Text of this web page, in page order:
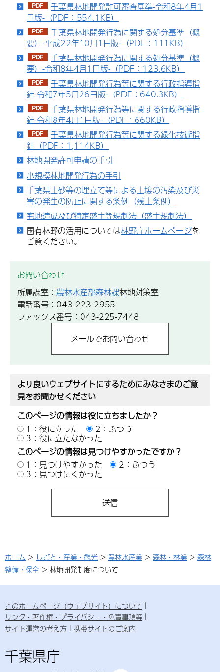
千葉県林地開発許可審査基準-令和8年4月1
日版-（PDF：554.1KB）
千葉県林地開発行為に関する処分基準（概
要）-平成22年10月1日版-（PDF：111KB）
千葉県林地開発行為に関する処分基準（概
要）-令和8年4月1日版-（PDF：123.6KB）
千葉県林地開発行為等に関する行政指導指
針-令和7年5月26日版-（PDF：640.3KB）
千葉県林地開発行為等に関する行政指導指
針-令和8年4月1日版-（PDF：660KB）
千葉県林地開発行為等に関する緑化技術指
針（PDF：1,114KB）
林地開発許可申請の手引
小規模林地開発行為の手引
千葉県土砂等の埋立て等による土壌の汚染及び災
害の発生の防止に関する条例（残土条例）
宅地造成及び特定盛土等規制法（盛土規制法）
国有林野の活用については林野庁ホームページを
ご覧ください。
お問い合わせ
所属課室： 農林水産部森林課林地対策室
電話番号：043-223-2955
ファックス番号：043-225-7448
より良いウェブサイトにするためにみなさまのご意
見をお聞かせください
このページの情報は役に立ちましたか？
1：役に立った
2：ふつう
3：役に立たなかった
このページの情報は見つけやすかったですか？
1：見つけやすかった
2：ふつう
3：見つけにくかった
ホーム > しごと・産業・観光 > 農林水産業 > 森林・林業 > 森林
整備・保全 > 林地開発制度について
このホームページ（ウェブサイト）について
リンク・著作権・プライバシー・免責事項等
サイト運営の考え方
携帯サイトのご案内
千葉県庁